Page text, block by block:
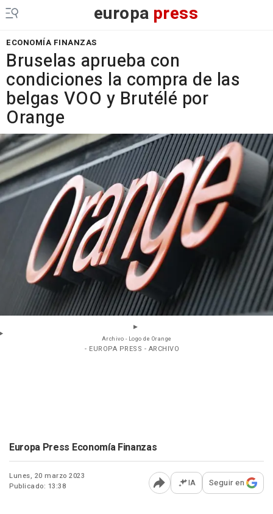
europa press
ECONOMÍA FINANZAS
Bruselas aprueba con
condiciones la compra de las
belgas VOO y Brutélé por
Orange
Archivo - Logo de Orange
- EUROPA PRESS - ARCHIVO
Europa Press Economía Finanzas
Lunes, 20 marzo 2023
Publicado: 13:38
Abrir opciones para
IA Seguir en